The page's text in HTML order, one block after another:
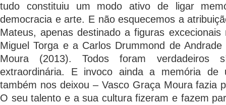
tudo constituiu um modo ativo de ligar
democracia e arte. E não esquecemos a
Mateus, apenas destinado a figuras
Miguel Torga e a Carlos Drummond de
Moura (2013). Todos foram verdadeiros
extraordinária. E invoco ainda a memória de
também nos deixou – Vasco Graça Moura fazia
O seu talento e a sua cultura fizeram e fazem